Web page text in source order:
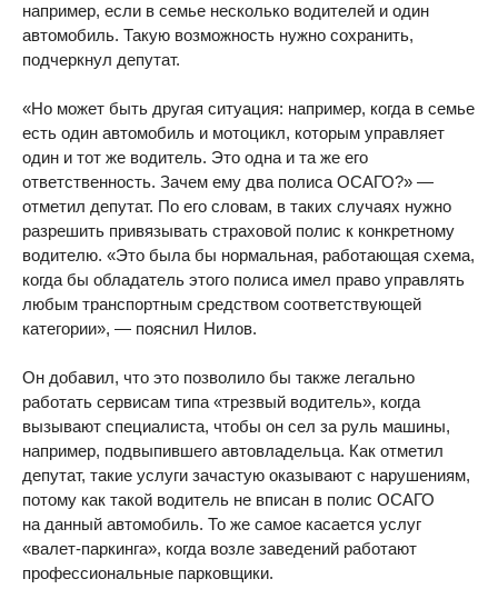
например, если в семье несколько водителей и один
автомобиль. Такую возможность нужно сохранить,
подчеркнул депутат.
«Но может быть другая ситуация: например, когда в семье
есть один автомобиль и мотоцикл, которым управляет
один и тот же водитель. Это одна и та же его
ответственность. Зачем ему два полиса ОСАГО?» —
отметил депутат. По его словам, в таких случаях нужно
разрешить привязывать страховой полис к конкретному
водителю. «Это была бы нормальная, работающая схема,
когда бы обладатель этого полиса имел право управлять
любым транспортным средством соответствующей
категории», — пояснил Нилов.
Он добавил, что это позволило бы также легально
работать сервисам типа «трезвый водитель», когда
вызывают специалиста, чтобы он сел за руль машины,
например, подвыпившего автовладельца. Как отметил
депутат, такие услуги зачастую оказывают с нарушениям,
потому как такой водитель не вписан в полис ОСАГО
на данный автомобиль. То же самое касается услуг
«валет-паркинга», когда возле заведений работают
профессиональные парковщики.